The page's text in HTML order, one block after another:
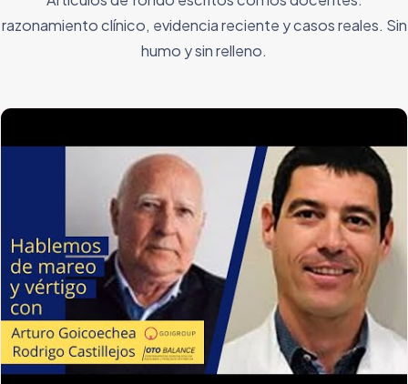
razonamiento clínico, evidencia reciente y casos reales. Sin
humo y sin relleno.